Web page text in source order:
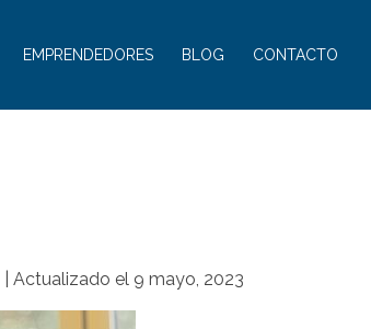
EMPRENDEDORES BLOG CONTACTO
| Actualizado el 9 mayo, 2023